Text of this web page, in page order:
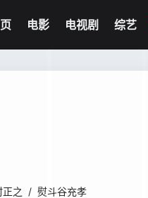
电影 电视剧 综艺
之 / 熨斗谷充孝